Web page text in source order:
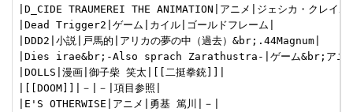
|D_CIDE TRAUMEREI THE ANIMATION|アニメ|ジェシカ・クレイ
|Dead Trigger2|ゲーム|カイル|ゴールドフレーム|
|DDD2|小説|戸馬的|アリカの夢の中（過去）&br;.44Magnum|
|Dies irae&br;-Also sprach Zarathustra-|ゲーム&br;アニ
|DOLLS|漫画|御子柴 笑太|[[二挺拳銃]]|
|[[DOOM]]|－|－|項目参照|
|E'S OTHERWISE|アニメ|勇基 篤川|－|